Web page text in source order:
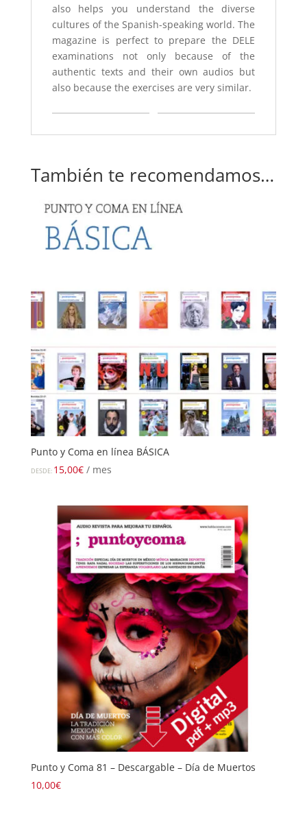
also helps you understand the diverse
cultures of the Spanish-speaking world. The
magazine is perfect to prepare the DELE
examinations not only because of the
authentic texts and their own audios but
also because the exercises are very similar.
También te recomendamos…
Punto y Coma en línea BÁSICA
DESDE: 15,00€ / mes
Punto y Coma 81 – Descargable – Día de Muertos
10,00€